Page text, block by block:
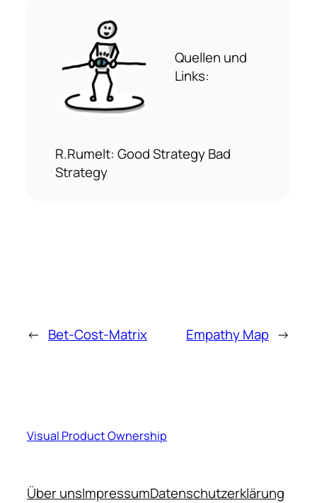
Quellen und
Links:
R.Rumelt: Good Strategy Bad
Strategy
← Bet-Cost-Matrix Empathy Map →
Visual Product Ownership
Über unsImpressumDatenschutzerklärung